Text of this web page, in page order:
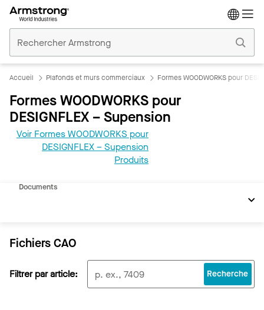
Plafonds
Commerciaux
Accueil Plafonds et murs commerciaux Formes WOODWORKS pour
Formes WOODWORKS pour
DESIGNFLEX – Supension
Voir Formes WOODWORKS pour
DESIGNFLEX – Supension
Produits
Documents
Fichiers CAO
Filtrer par article: Recherche